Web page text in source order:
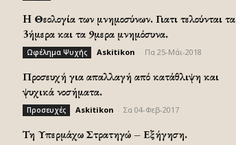
H Θεολογία των μνημοσύνων. Γιατι τελούνται τα
3ήμερα και τα 9μερα μνημόσυνα.
Ωφέλημα Ψυχής Askitikon Πα 25-Μάι-2018
Προσευχή για απαλλαγή από κατάθλιψη και
ψυχικά νοσήματα.
Προσευχές Askitikon Σα 04-Φεβ-2017
Τη Υπερμάχω Στρατηγώ – Εξήγηση.